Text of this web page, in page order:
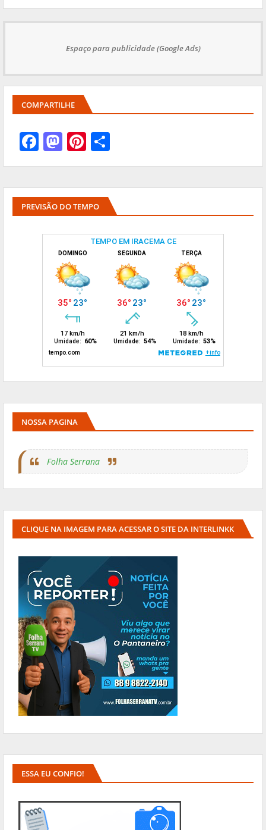
Espaço para publicidade (Google Ads)
COMPARTILHE
PREVISÃO DO TEMPO
NOSSA PAGINA
Folha Serrana
CLIQUE NA IMAGEM PARA ACESSAR O SITE DA INTERLINKK
ESSA EU CONFIO!